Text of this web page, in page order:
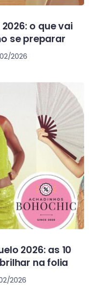
o que vai
se preparar
2026
2026: as 10
na folia
2026